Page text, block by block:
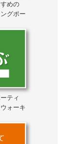
めの
グポー
ティ
ォーキ